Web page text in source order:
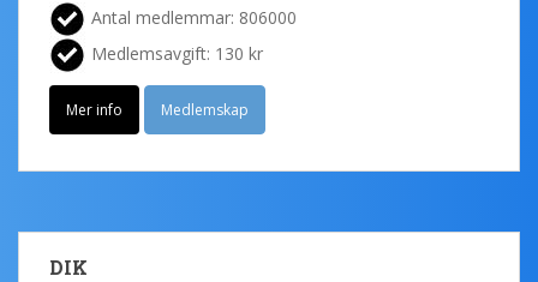
Antal medlemmar: 806000
Medlemsavgift: 130 kr
Mer info Medlemskap
DIK